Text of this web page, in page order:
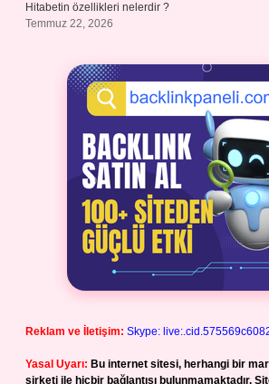
Hitabetin özellikleri nelerdir ?
Temmuz 22, 2026
Reklam ve İletişim: Skype:
Yasal Uyarı: Bu internet sitesi, herhangi bir
şirketi ile hiçbir bağlantısı bulunmamaktadır.